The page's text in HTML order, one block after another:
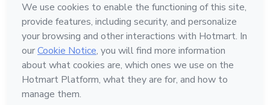
Conheça a Hotmart
Idioma
Português